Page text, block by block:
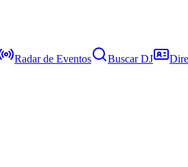
Radar de Eventos Buscar DJ